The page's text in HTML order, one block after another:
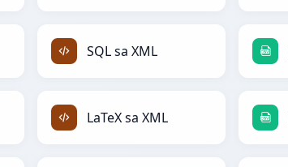
SQL sa XML
LaTeX sa XML